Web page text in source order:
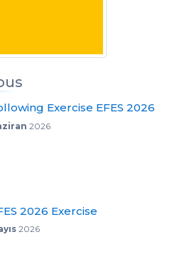
Exercise EFES 2026
2026
2026 Exercise
2026